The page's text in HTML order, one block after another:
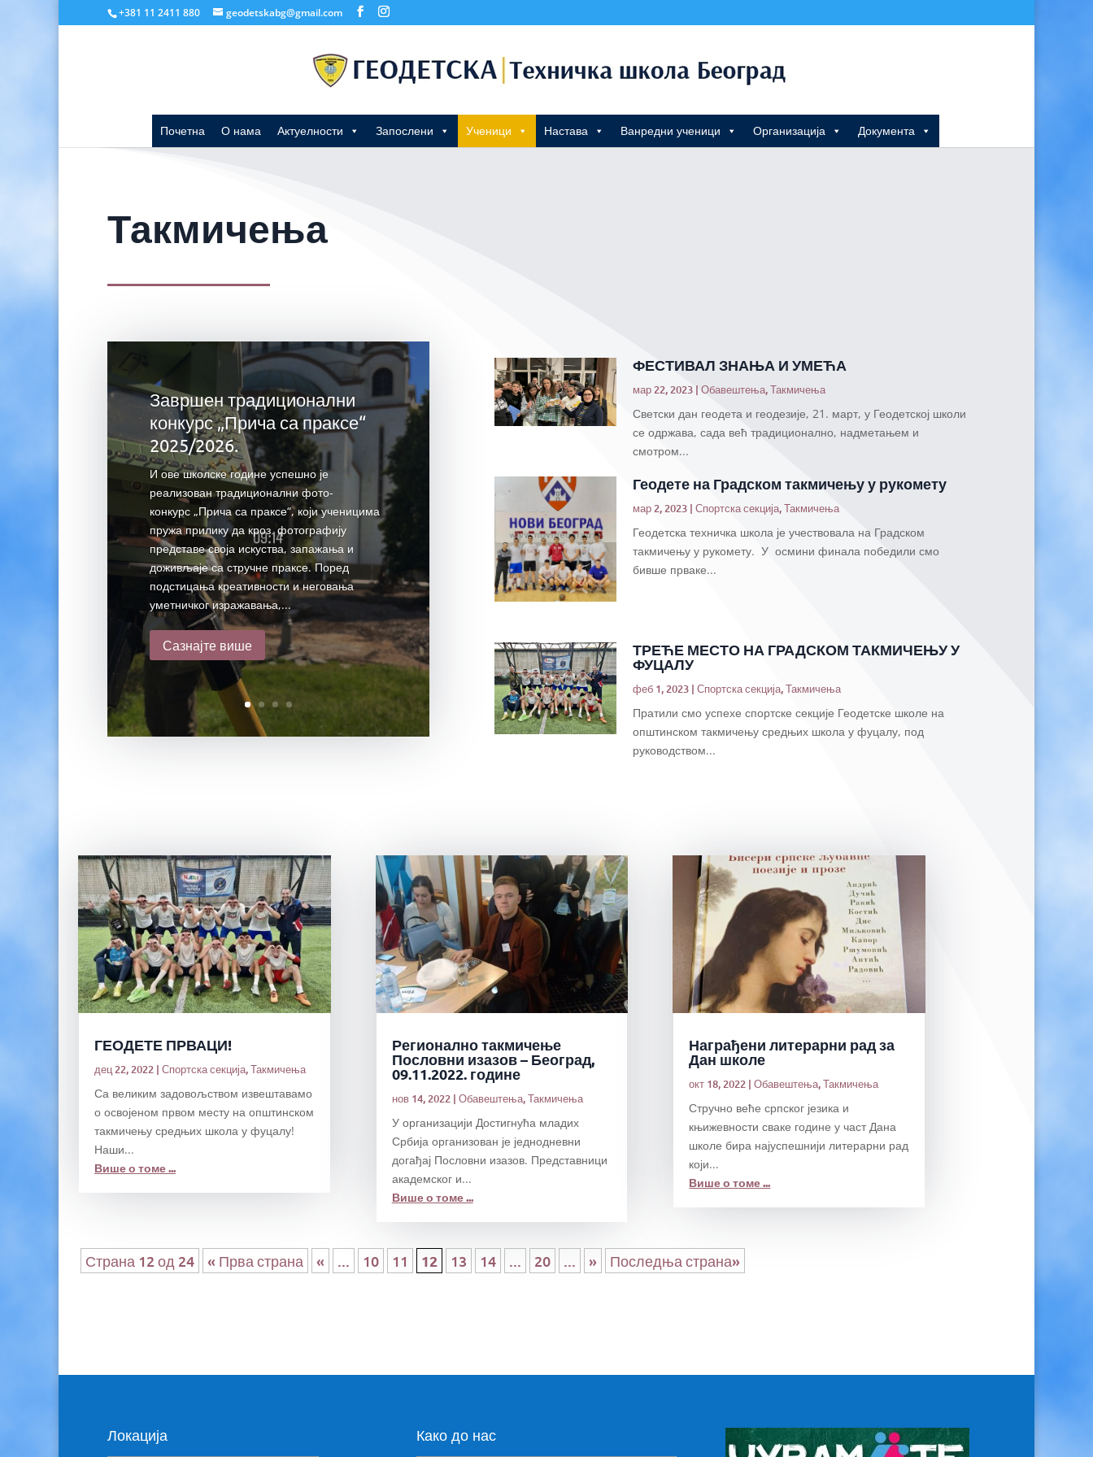
+381 11 2411 880 geodetskabg@gmail.com
Почетна О нама Актуелности Запослени Ученици Настава Ванредни ученици Организација Документа
Такмичења
Завршен традиционални
конкурс „Прича са праксе“
2025/2026.
И ове школске године успешно је
реализован традиционални фото-
конкурс „Прича са праксе“, који ученицима
пружа прилику да кроз фотографију
представе своја искуства, запажања и
доживљаје са стручне праксе. Поред
подстицања креативности и неговања
уметничког изражавања,...
Сазнајте више
ФЕСТИВАЛ ЗНАЊА И УМЕЋА
мар 22, 2023| Обавештења,Такмичења
Светски дан геодета и геодезије, 21. март, у Геодетској школи
се одржава, сада већ традиционално, надметањем и
смотром...
Геодете на Градском такмичењу у рукомету
мар 2, 2023| Спортска секција,Такмичења
Геодетска техничка школа је учествовала на Градском
такмичењу у рукомету. У осмини финала победили смо
бивше прваке...
ТРЕЋЕ МЕСТО НА ГРАДСКОМ ТАКМИЧЕЊУ У
ФУЦАЛУ
феб 1, 2023| Спортска секција,Такмичења
Пратили смо успехе спортске секције Геодетске школе на
општинском такмичењу средњих школа у фуцалу, под
руководством...
ГЕОДЕТЕ ПРВАЦИ!
дец 22, 2022 | Спортска секција,Такмичења
Са великим задовољством извештавамо
о освојеном првом месту на општинском
такмичењу средњих школа у фуцалу!
Наши...
Више о томе ...
Регионално такмичење
Пословни изазов – Београд,
09.11.2022. године
нов 14, 2022| Обавештења,Такмичења
У организацији Достигнућа младих
Србија организован је једнодневни
догађај Пословни изазов. Представници
академског и...
Више о томе ...
Награђени литерарни рад за
Дан школе
окт 18, 2022 |Обавештења,Такмичења
Стручно веће српског језика и
књижевности сваке године у част Дана
школе бира најуспешнији литерарни рад
који...
Више о томе ...
Страна 12 од 24 « Прва страна « ... 10 11 12 13 14 ... 20 ... » Последња страна»
Локација Како до нас